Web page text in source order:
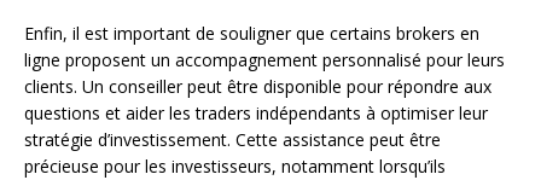
Enfin, il est important de souligner que certains brokers en
ligne proposent un accompagnement personnalisé pour leurs
clients. Un conseiller peut être disponible pour répondre aux
questions et aider les traders indépendants à optimiser leur
stratégie d’investissement. Cette assistance peut être
précieuse pour les investisseurs, notamment lorsqu’ils